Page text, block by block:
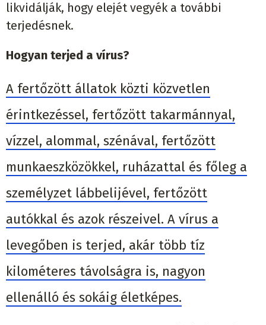
likvidálják, hogy elejét vegyék a további
terjedésnek.
Hogyan terjed a vírus?
A fertőzött állatok közti közvetlen
érintkezéssel, fertőzött takarmánnyal,
vízzel, alommal, szénával, fertőzött
munkaeszközökkel, ruházattal és főleg a
személyzet lábbelijével, fertőzött
autókkal és azok részeivel. A vírus a
levegőben is terjed, akár több tíz
kilométeres távolságra is, nagyon
ellenálló és sokáig életképes.